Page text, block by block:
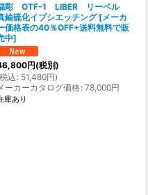
彫 OTF-1 LIBER リーベル
鍮硫化イブシエッチング [ メーカ
価格表の40％OFF+送料無料で販
中]
円(税別)
税込 : 51,480円)
ーカーカタログ価格: 78,000円
庫あり